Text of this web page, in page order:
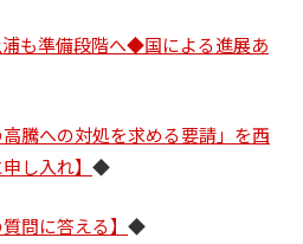
も準備段階へ◆国による進展あ
高騰への対処を求める要請」を西
し入れ】 ◆
問に答える】 ◆